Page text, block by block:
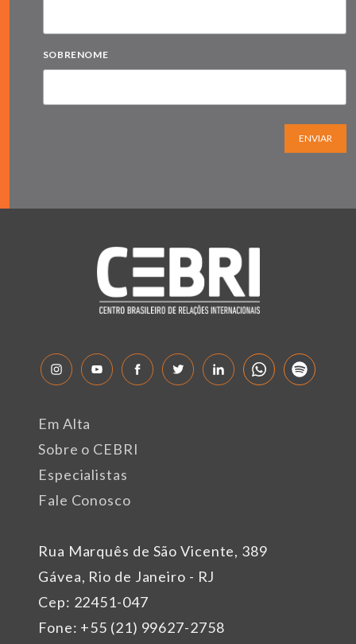
SOBRENOME
ENVIAR
Rua Marquês de São Vicente, 389
Gávea, Rio de Janeiro - RJ
Cep: 22451-047
Fone: +55 (21) 99627-2758
Em Alta
Sobre o CEBRI
Especialistas
Fale Conosco